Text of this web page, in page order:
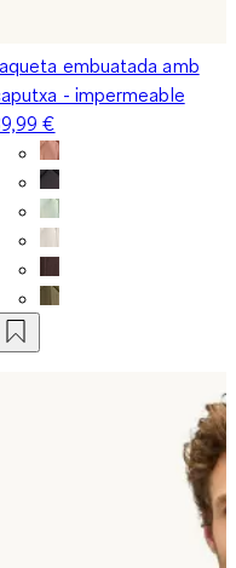
embuatada amb
- impermeable
€